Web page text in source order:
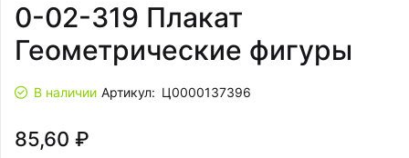
0-02-319 Плакат
Геометрические фигуры
В наличии Артикул: Ц0000137396
85,60 ₽